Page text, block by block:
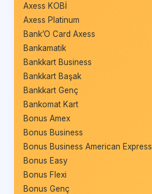
Axess KOBİ
Axess Platinum
Bank’O Card Axess
Bankamatik
Bankkart Business
Bankkart Başak
Bankkart Genç
Bankomat Kart
Bonus Amex
Bonus Business
Bonus Business American Express
Bonus Easy
Bonus Flexi
Bonus Genç